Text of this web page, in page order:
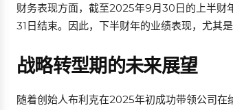
财务表现方面，截至2025年9月30日的上半财
31日结束。因此，下半财年的业绩表现，尤其
战略转型期的未来展望
随着创始人布利克在2025年初成功带领公司